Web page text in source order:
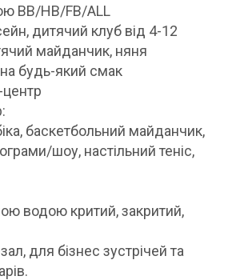
BB/HB/FB/ALL
дитячий клуб від 4-12
майданчик, няня
будь-який смак
баскетбольний майданчик,
шоу, настільний теніс,
водою критий, закритий,
для бізнес зустрічей та